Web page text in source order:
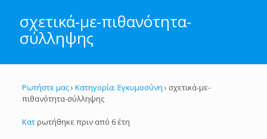
σχετικά-με-πιθανότητα-
σύλληψης
Ρωτήστε μας› Κατηγορία: Εγκυμοσύνη › σχετικά-με-
πιθανότητα-σύλληψης
Κατρωτήθηκε πριν από 6 έτη